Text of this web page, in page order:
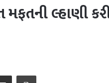
લ્હાણી
Share via EmailPrint